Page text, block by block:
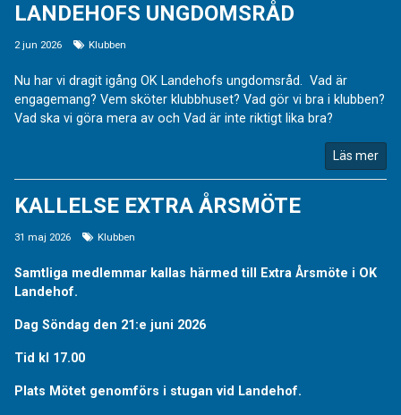
LANDEHOFS UNGDOMSRÅD
2 jun 2026 Klubben
Nu har vi dragit igång OK Landehofs ungdomsråd. Vad är
engagemang? Vem sköter klubbhuset? Vad gör vi bra i klubben?
Vad ska vi göra mera av och Vad är inte riktigt lika bra?
Läs mer
KALLELSE EXTRA ÅRSMÖTE
31 maj 2026 Klubben
Samtliga medlemmar kallas härmed till Extra Årsmöte i OK
Landehof.
Dag Söndag den 21:e juni 2026
Tid kl 17.00
Plats Mötet genomförs i stugan vid Landehof.